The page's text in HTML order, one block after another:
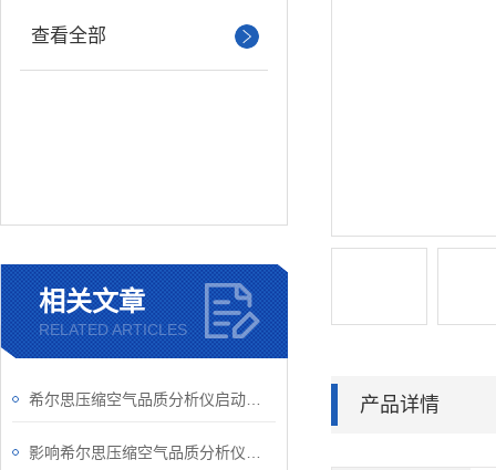
查看全部
相关文章
RELATED ARTICLES
产品详情